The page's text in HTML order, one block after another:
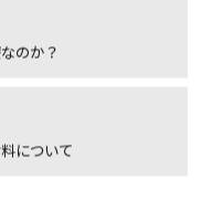
のか？
について